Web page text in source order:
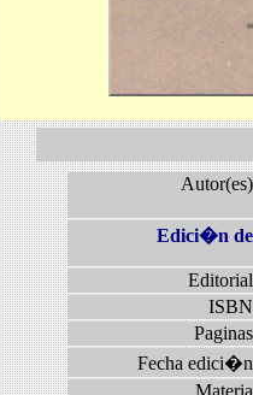
Autor(es)
Edici�n de
Editorial
ISBN
Paginas
Fecha edici�n
Materia